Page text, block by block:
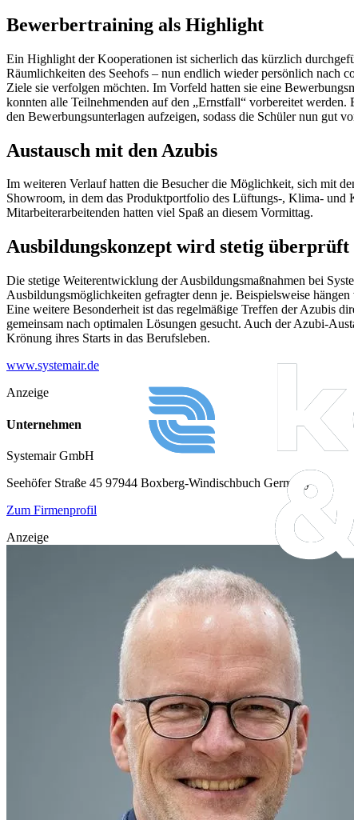
Bewerbertraining als Highlight
Ein Highlight der Kooperationen ist sicherlich das kürzlich
Räumlichkeiten des Seehofs – nun endlich wieder persönlich nach
Ziele sie verfolgen möchten. Im Vorfeld hatten sie eine
konnten alle Teilnehmenden auf den „Ernstfall“ vorbereitet
den Bewerbungsunterlagen aufzeigen, sodass die Schüler nun gut
Austausch mit den Azubis
Im weiteren Verlauf hatten die Besucher die Möglichkeit, sich mit
Showroom, in dem das Produktportfolio des Lüftungs-, Klima- und
Mitarbeiterarbeitenden hatten viel Spaß an diesem Vormittag.
Ausbildungskonzept wird stetig überprüft
Die stetige Weiterentwicklung der Ausbildungsmaßnahmen bei
Ausbildungsmöglichkeiten gefragter denn je. Beispielsweise
Eine weitere Besonderheit ist das regelmäßige Treffen der Azubis
gemeinsam nach optimalen Lösungen gesucht. Auch der Azubi-
Krönung ihres Starts in das Berufsleben.
www.systemair.de
Anzeige
Unternehmen
Systemair GmbH
Seehöfer Straße 45 97944 Boxberg-Windischbuch Germany
Zum Firmenprofil
Anzeige